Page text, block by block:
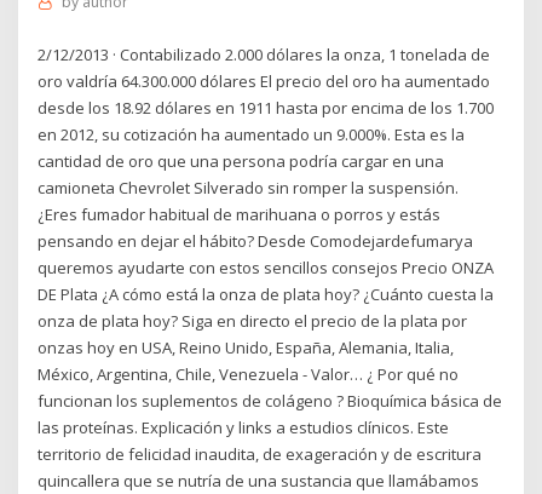
2/12/2013 · Contabilizado 2.000 dólares la onza, 1 tonelada de
oro valdría 64.300.000 dólares El precio del oro ha aumentado
desde los 18.92 dólares en 1911 hasta por encima de los 1.700
en 2012, su cotización ha aumentado un 9.000%. Esta es la
cantidad de oro que una persona podría cargar en una
camioneta Chevrolet Silverado sin romper la suspensión.
¿Eres fumador habitual de marihuana o porros y estás
pensando en dejar el hábito? Desde Comodejardefumarya
queremos ayudarte con estos sencillos consejos Precio ONZA
DE Plata ¿A cómo está la onza de plata hoy? ¿Cuánto cuesta la
onza de plata hoy? Siga en directo el precio de la plata por
onzas hoy en USA, Reino Unido, España, Alemania, Italia,
México, Argentina, Chile, Venezuela - Valor… ¿ Por qué no
funcionan los suplementos de colágeno ? Bioquímica básica de
las proteínas. Explicación y links a estudios clínicos. Este
territorio de felicidad inaudita, de exageración y de escritura
quincallera que se nutría de una sustancia que llamábamos